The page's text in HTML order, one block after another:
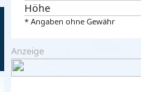
Höhe
* Angaben ohne Gewähr
Anzeige